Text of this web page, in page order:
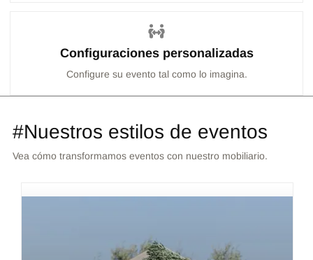
Configuraciones personalizadas
Configure su evento tal como lo imagina.
#Nuestros estilos de eventos
Vea cómo transformamos eventos con nuestro mobiliario.